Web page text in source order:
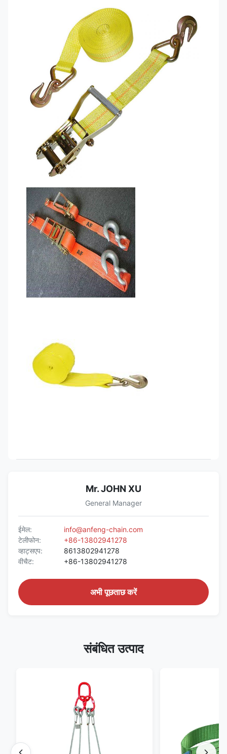
Mr. JOHN XU
General Manager
ईमेल:
info@anfeng-chain.com
टेलीफोन:
+86-13802941278
व्हाट्सएप:
8613802941278
वीचैट:
+86-13802941278
अभी पूछताछ करें
संबंधित उत्पाद